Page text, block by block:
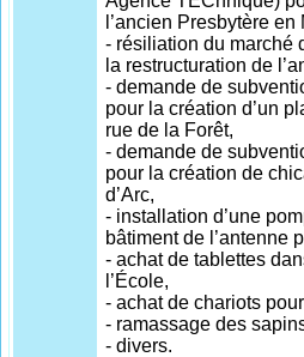
l’ancien Presbytère en
- résiliation du marché
la restructuration de
- demande de
pour la création d’un
rue de la Forêt,
- demande de
pour la création de
d’Arc,
- installation d’une
bâtiment de l’antenne
- achat de tablettes
l’École,
- achat de chariots
- ramassage des
- divers.